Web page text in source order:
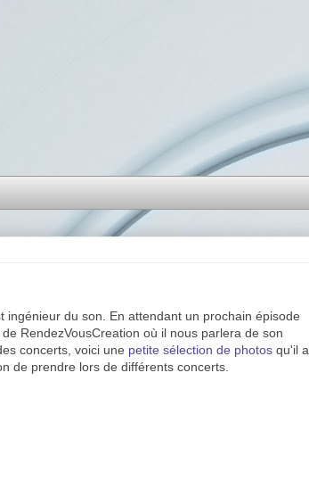
ingénieur du son. En attendant un prochain épisode
RendezVousCreation où il nous parlera de son
concerts, voici une petite sélection de photos qu'il a
de prendre lors de différents concerts.